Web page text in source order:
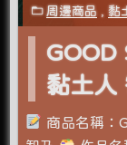
周邊商品 ,黏
GOOD
黏土人
商品名稱：